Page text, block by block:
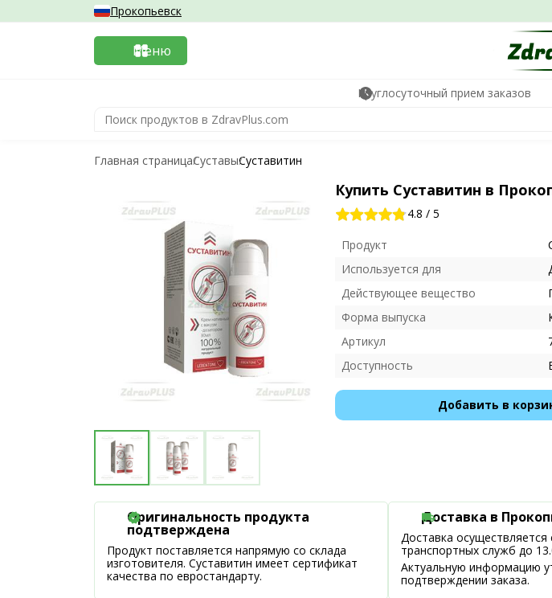
Прокопьевск
Меню
Круглосуточный прием заказов
Главная страницаСуставыСуставитин
Купить Суставитин в
4.8 / 5
Продукт
Используется для
Действующее вещество
Форма выпуска
Артикул
Доступность
Добавить в
Оригинальность продукта
подтверждена
Продукт поставляется напрямую со склада
изготовителя. Суставитин имеет сертификат
качества по евростандарту.
Доставка в
Доставка
транспортных служб до
Актуальную информацию
подтверждении заказа.